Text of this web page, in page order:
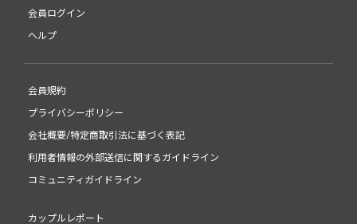
会員ログイン
ヘルプ
会員規約
プライバシーポリシー
会社概要/特定商取引法に基づく表記
利用者情報の外部送信に関するガイドライン
コミュニティガイドライン
カップルレポート